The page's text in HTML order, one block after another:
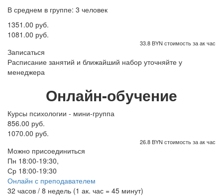
В среднем в группе: 3 человек
1351.00 руб.
1081.00 руб.
33.8 BYN стоимость за ак час
Записаться
Расписание занятий и ближайший набор уточняйте у
менеджера
Онлайн-обучение
Курсы психологии - мини-группа
856.00 руб.
1070.00 руб.
26.8 BYN стоимость за ак час
Можно присоединиться
Пн 18:00-19:30,
Ср 18:00-19:30
Онлайн с преподавателем
32 часов / 8 недель (1 ак. час = 45 минут)